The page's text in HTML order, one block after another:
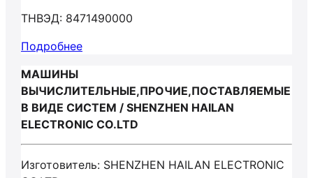
ТНВЭД: 8471490000
Подробнее
МАШИНЫ
ВЫЧИСЛИТЕЛЬНЫЕ,ПРОЧИЕ,ПОСТАВЛЯЕМЫЕ
В ВИДЕ СИСТЕМ / SHENZHEN HAILAN
ELECTRONIC СО.LTD
Изготовитель: SHENZHEN HAILAN ELECTRONIC